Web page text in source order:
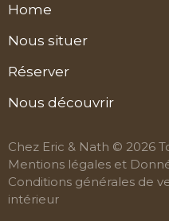
Home
Nous situer
Réserver
Nous découvrir
Chez Eric & Nath © 2026
Mentions légales et
Conditions générales de
intérieur